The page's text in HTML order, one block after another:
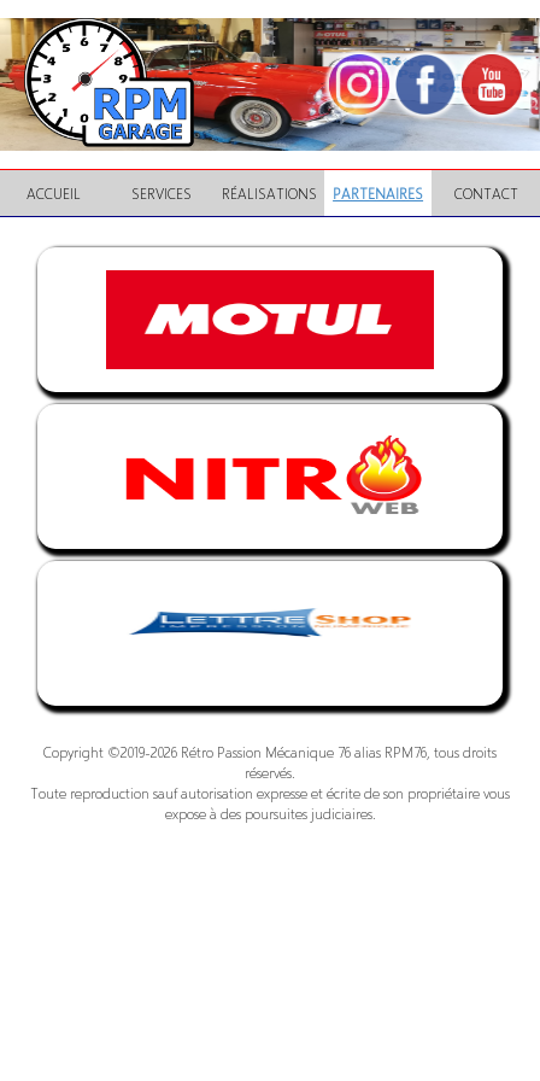
ACCUEIL SERVICES RÉALISATIONS PARTENAIRES CONTACT
Copyright ©2019-2026 Rétro Passion Mécanique 76 alias RPM76, tous droits
réservés.
Toute reproduction sauf autorisation expresse et écrite de son propriétaire vous
expose à des poursuites judiciaires.